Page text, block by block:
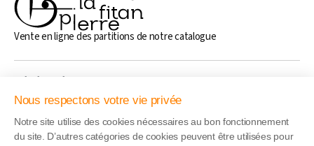
Nous respectons votre vie privée
Notre site utilise des cookies nécessaires au bon fonctionnement
du site. D’autres catégories de cookies peuvent être utilisées pour
Vente en ligne des partitions de notre catalogue
Généralités
Liens rapide